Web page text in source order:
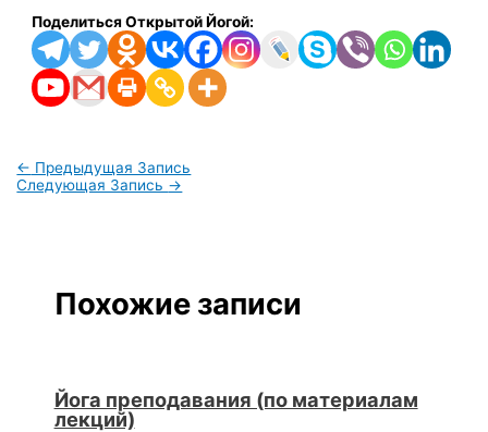
Поделиться Открытой Йогой:
← Предыдущая Запись
Следующая Запись →
Похожие записи
Йога преподавания (по материалам
лекций)